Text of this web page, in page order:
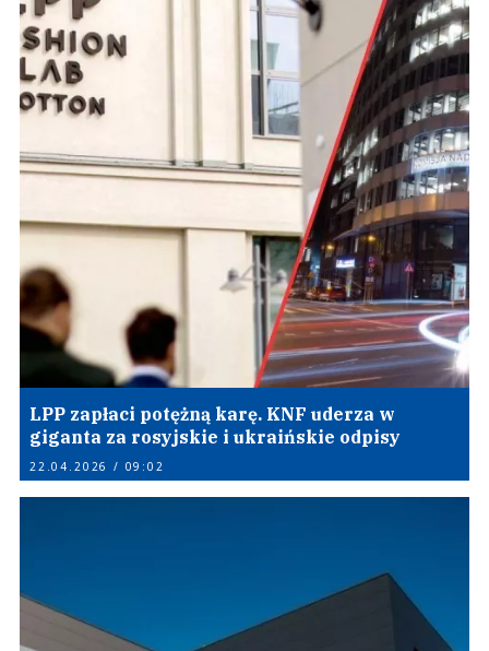
LPP zapłaci potężną karę. KNF uderza w
giganta za rosyjskie i ukraińskie odpisy
22.04.2026 / 09:02